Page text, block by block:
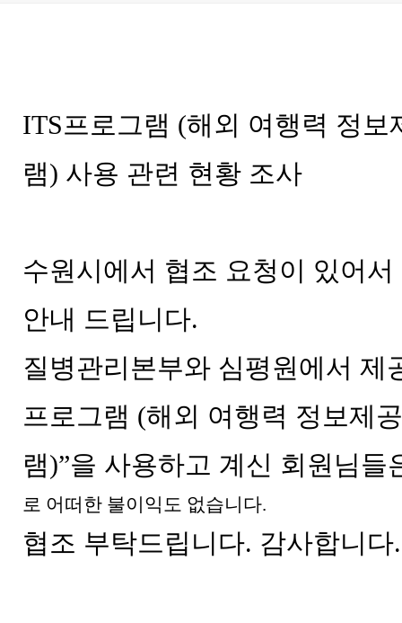
ITS프로그램 (해외 여행력 정보
램) 사용 관련 현황 조사
수원시에서 협조 요청이 있어
안내 드립니다.
질병관리본부와 심평원에서 제
프로그램 (해외 여행력 정보제
램)”을 사용하고 계신 회원님들
로 어떠한 불이익도 없습니다.
협조 부탁드립니다. 감사합니다.